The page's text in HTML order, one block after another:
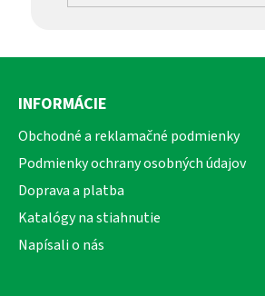
Z
INFORMÁCIE
Obchodné a reklamačné podmienky
Podmienky ochrany osobných údajov
Doprava a platba
Katalógy na stiahnutie
Napísali o nás